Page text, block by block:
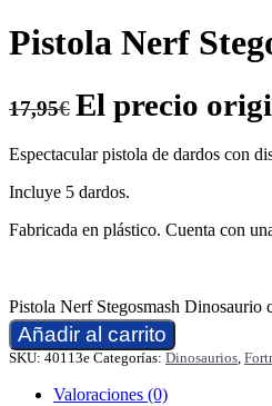
Pistola Nerf
17,95€ El precio
Espectacular pistola de dardos con
Incluye 5 dardos.
Fabricada en plástico. Cuenta con
Pistola Nerf Stegosmash Dinosaurio
Añadir al carrito
SKU: 40113e Categorías: Dinosaurios,
Valoraciones (0)